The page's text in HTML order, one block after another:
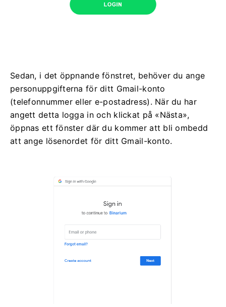
Sedan, i det öppnande fönstret, behöver du ange
personuppgifterna för ditt Gmail-konto
(telefonnummer eller e-postadress). När du har
angett detta logga in och klickat på «Nästa»,
öppnas ett fönster där du kommer att bli ombedd
att ange lösenordet för ditt Gmail-konto.